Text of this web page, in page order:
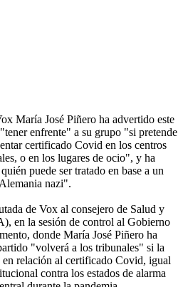
María José Piñero ha advertido este
enfrente" a su grupo "si pretende
certificado Covid en los centros
o en los lugares de ocio", y ha
puede ser tratado en base a un
nazi".
de Vox al consejero de Salud y
en la sesión de control al Gobierno
donde María José Piñero ha
"volverá a los tribunales" si la
relación al certificado Covid, igual
contra los estados de alarma